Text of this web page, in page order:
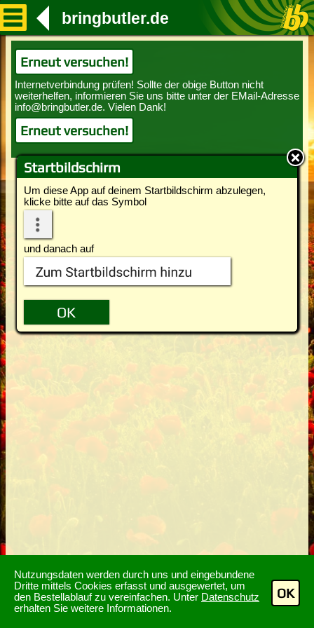
Nutzungsdaten werden durch uns und eingebundene
Dritte mittels Cookies erfasst und ausgewertet, um
den Bestellablauf zu vereinfachen. Unter Datenschutz
erhalten Sie weitere Informationen.
OK
Startbildschirm
Um diese App auf deinem Startbildschirm abzulegen,
klicke bitte auf das Symbol
und danach auf
bringbutler.de
Erneut versuchen!
Erneut versuchen!